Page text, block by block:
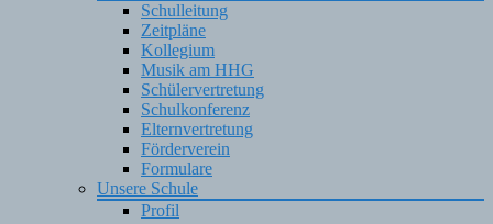
Schulleitung
Zeitpläne
Kollegium
Musik am HHG
Schülervertretung
Schulkonferenz
Elternvertretung
Förderverein
Formulare
Unsere Schule
Profil